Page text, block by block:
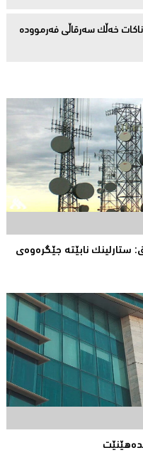
خەڵک سەرقاڵى فەرموودە
ستارلینك نابێتە جێگرەوەی